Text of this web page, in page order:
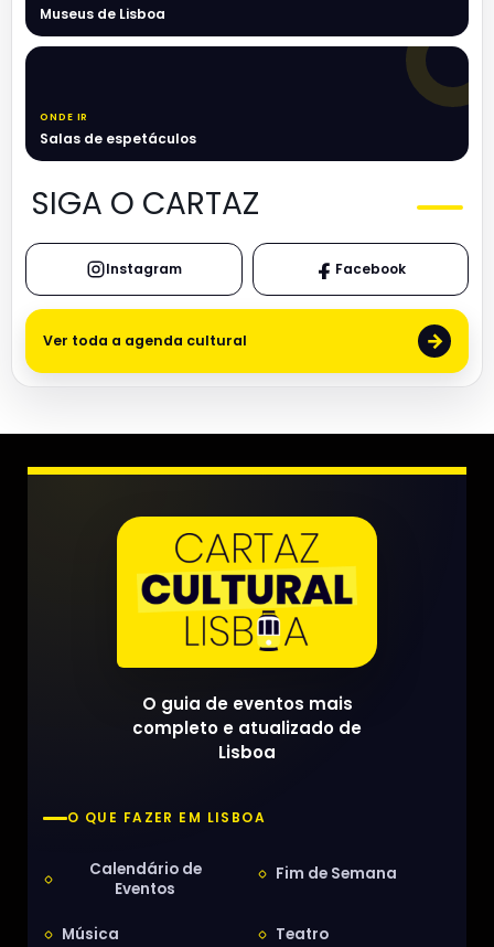
Museus de Lisboa
ONDE IR
Salas de espetáculos
SIGA O CARTAZ
Instagram Facebook
Ver toda a agenda cultural →
O guia de eventos mais
completo e atualizado de
Lisboa
O QUE FAZER EM LISBOA
Calendário de
Eventos
Fim de Semana
Música Teatro